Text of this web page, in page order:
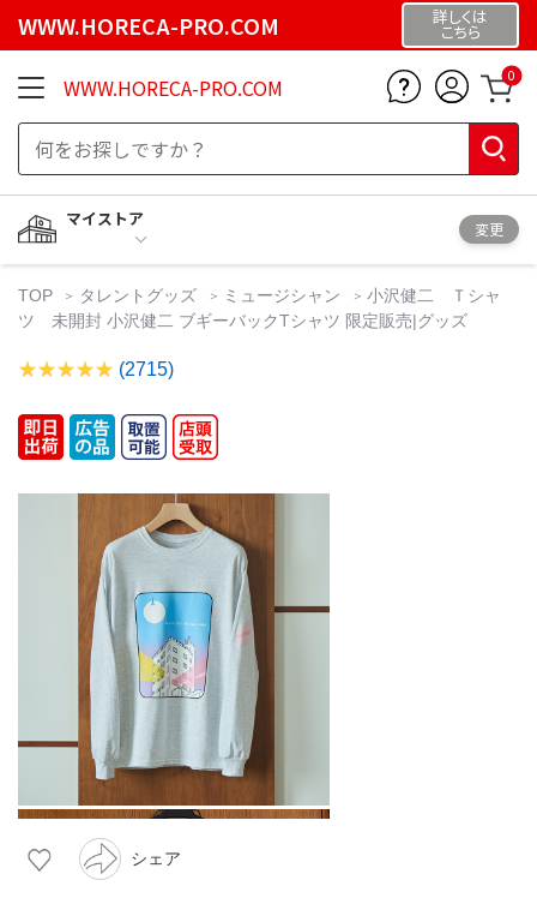
WWW.HORECA-PRO.COM 詳しくは
こちら
WWW.HORECA-PRO.COM 0
マイストア
変更
TOP タレントグッズ ミュージシャン
小沢健二 Ｔシャ
ツ 未開封 小沢健二 ブギーバックTシャツ 限定販売|グッズ
(2715)
シェア